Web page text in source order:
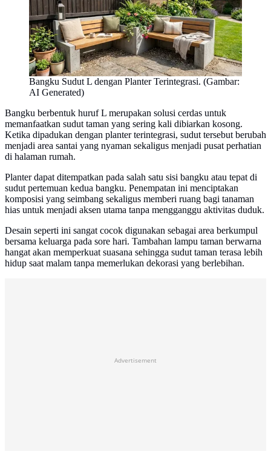
Bangku Sudut L dengan Planter Terintegrasi. (Gambar:
AI Generated)
Bangku berbentuk huruf L merupakan solusi cerdas untuk
memanfaatkan sudut taman yang sering kali dibiarkan kosong.
Ketika dipadukan dengan planter terintegrasi, sudut tersebut berubah
menjadi area santai yang nyaman sekaligus menjadi pusat perhatian
di halaman rumah.
Planter dapat ditempatkan pada salah satu sisi bangku atau tepat di
sudut pertemuan kedua bangku. Penempatan ini menciptakan
komposisi yang seimbang sekaligus memberi ruang bagi tanaman
hias untuk menjadi aksen utama tanpa mengganggu aktivitas duduk.
Desain seperti ini sangat cocok digunakan sebagai area berkumpul
bersama keluarga pada sore hari. Tambahan lampu taman berwarna
hangat akan memperkuat suasana sehingga sudut taman terasa lebih
hidup saat malam tanpa memerlukan dekorasi yang berlebihan.
Advertisement